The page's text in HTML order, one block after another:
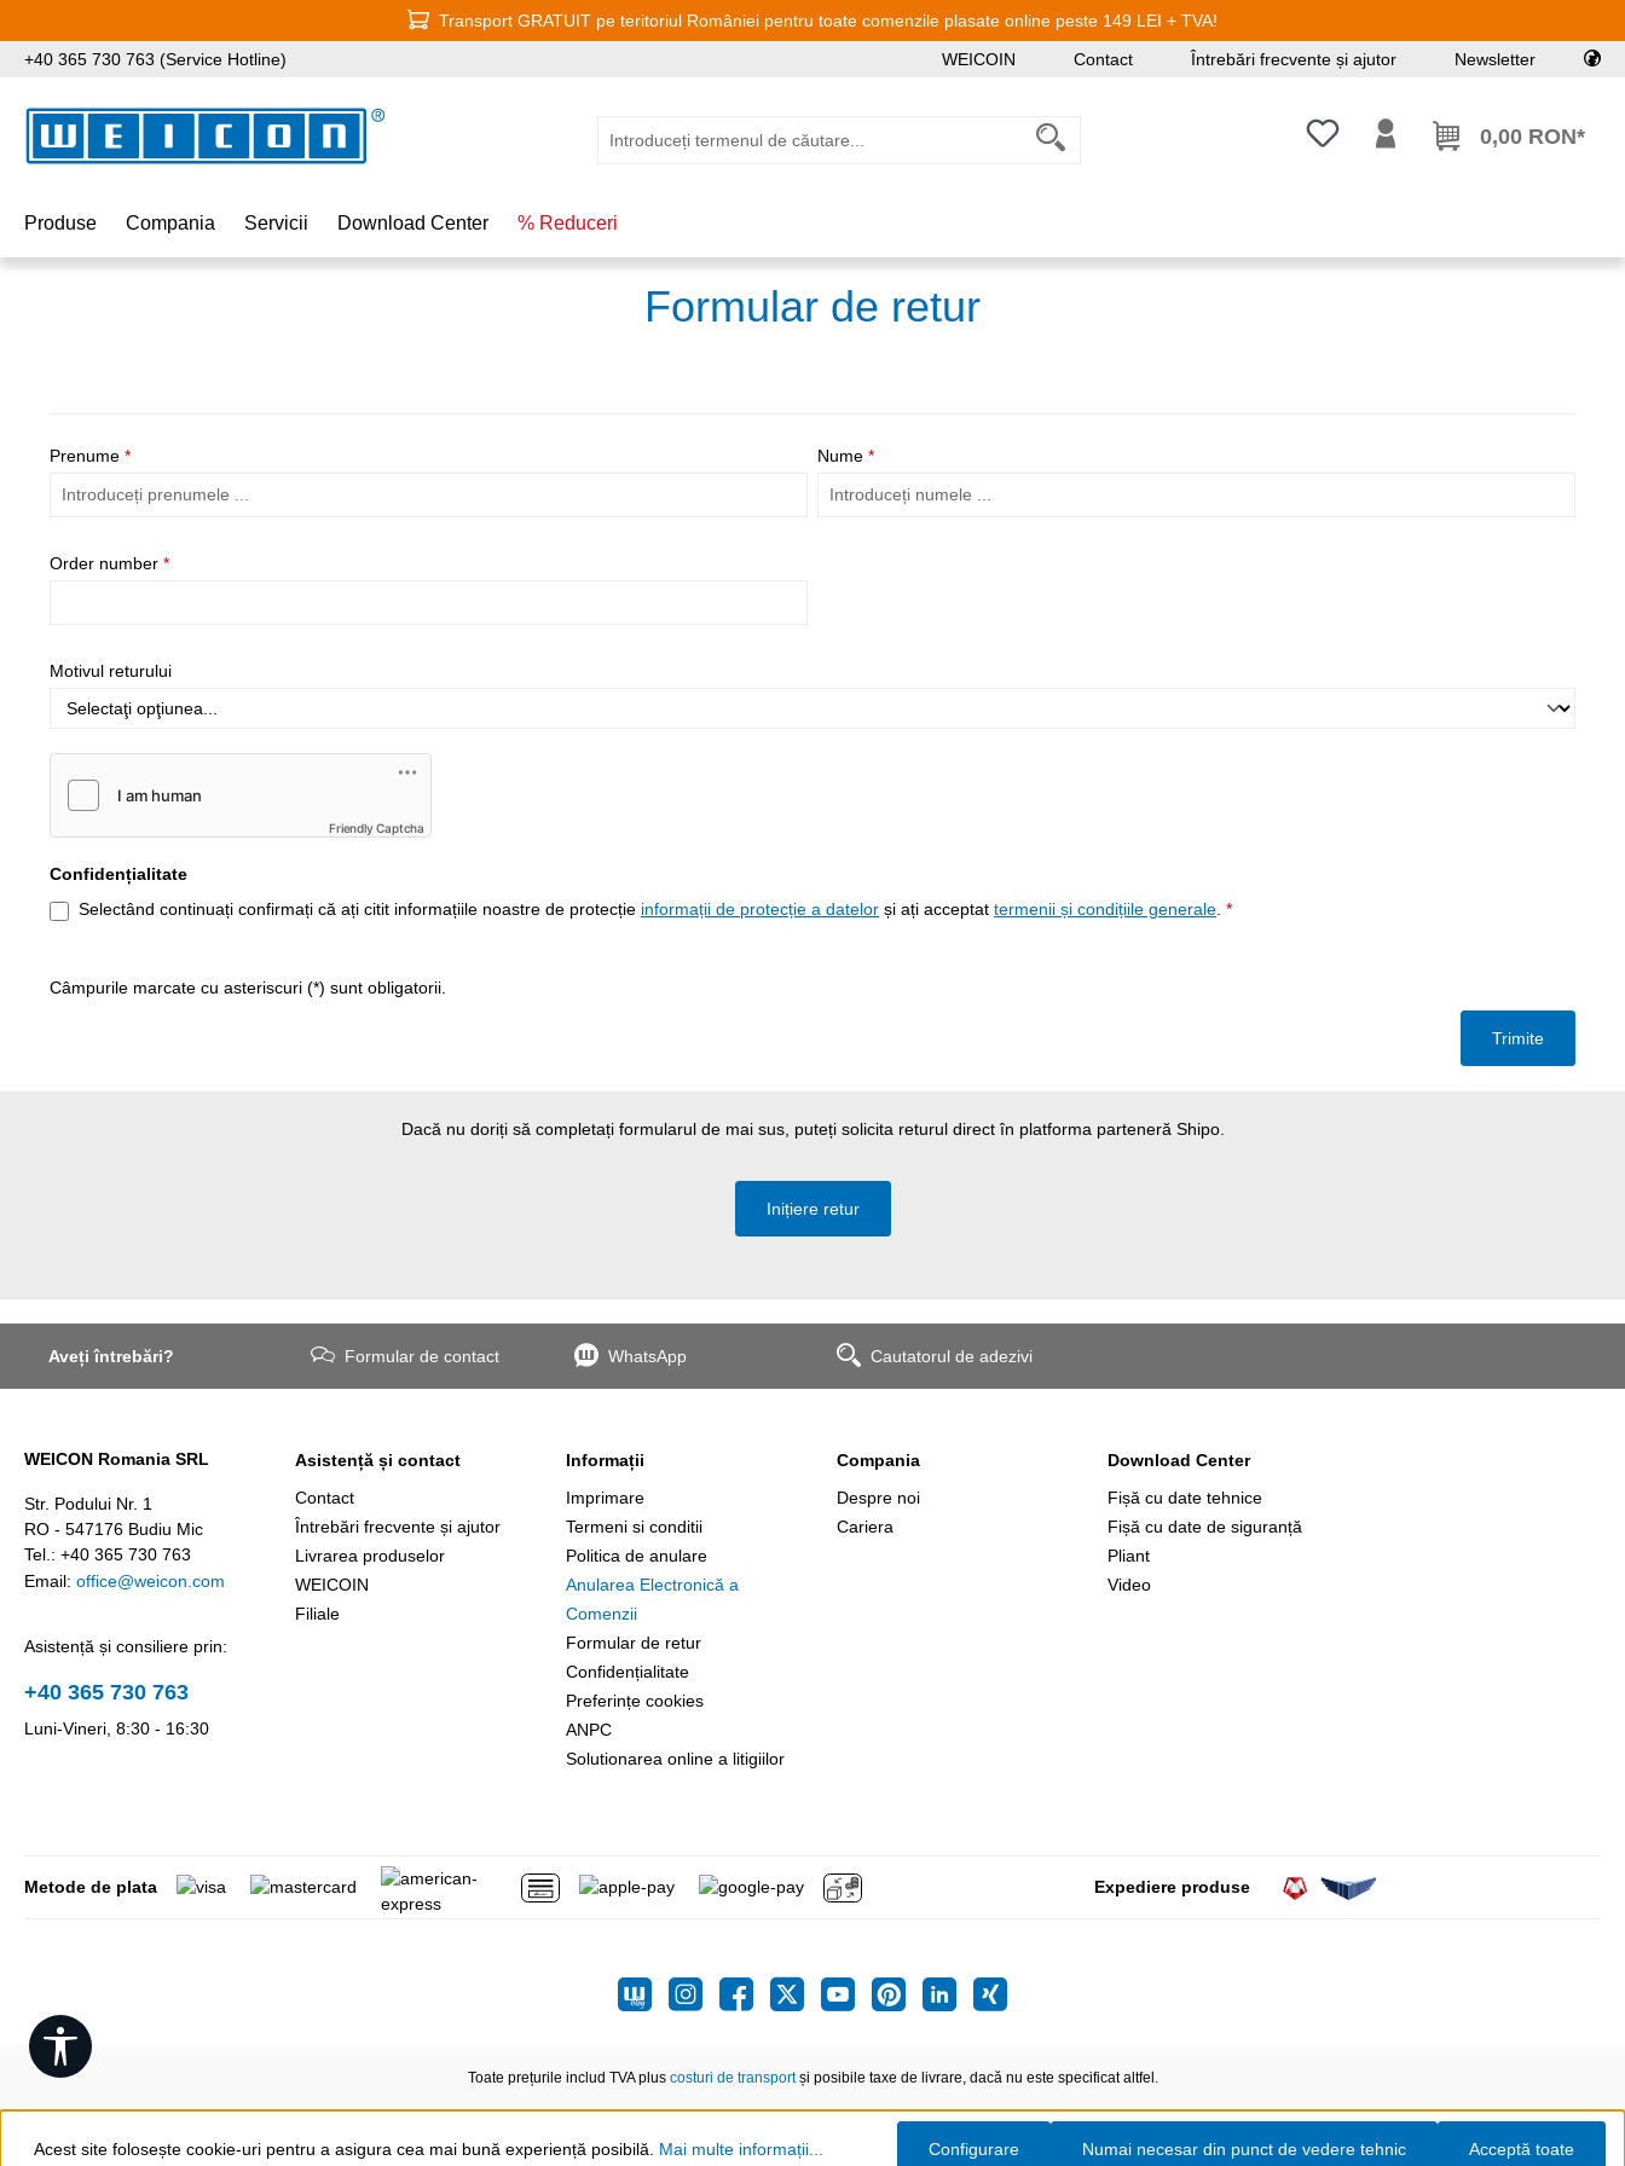
Transport GRATUIT pe teritoriul României pentru toate comenzile plasate online peste 149 LEI + TVA!
+40 365 730 763 (Service Hotline) WEICOIN Contact Întrebări frecvente și ajutor Newsletter
Aveți 0 articole din lista de dorințe
0,00 RON*
Produse Compania Servicii Download Center % Reduceri
Formular de retur
Prenume * Nume *
Order number *
Motivul returului
Friendly Captcha
Confidențialitate
Selectând continuați confirmați că ați citit informațiile noastre de protecție informații de protecție a datelor și ați acceptat termenii și condițiile generale *
Câmpurile marcate cu asteriscuri (*) sunt obligatorii.
Trimite
Dacă nu doriți să completați formularul de mai sus, puteți solicita returul direct în platforma parteneră Shipo.
Inițiere retur
Aveți întrebări? Formular de contact WhatsApp Cautatorul de adezivi
WEICON Romania SRL
Str. Podului Nr. 1
RO - 547176 Budiu Mic
Tel.: +40 365 730 763
Email: office@weicon.com
Asistență și consiliere prin:
+40 365 730 763
Luni-Vineri, 8:30 - 16:30
Asistență și contact
Contact
Întrebări frecvente și ajutor
Livrarea produselor
WEICOIN
Filiale
Informații
Imprimare
Termeni si conditii
Politica de anulare
Anularea Electronică a
Comenzii
Formular de retur
Confidențialitate
Preferințe cookies
ANPC
Solutionarea online a litigiilor
Compania
Despre noi
Cariera
Download Center
Fișă cu date tehnice
Fișă cu date de siguranță
Pliant
Video
Metode de plata Expediere produse
Toate prețurile includ TVA plus costuri de transportși posibile taxe de livrare, dacă nu este specificat altfel.
Show toolbar
Acest site folosește cookie-uri pentru a asigura cea mai bună experiență posibilă. Mai multe informații... Numai necesar din punct de vedere tehnic
Configurare Acceptă toate